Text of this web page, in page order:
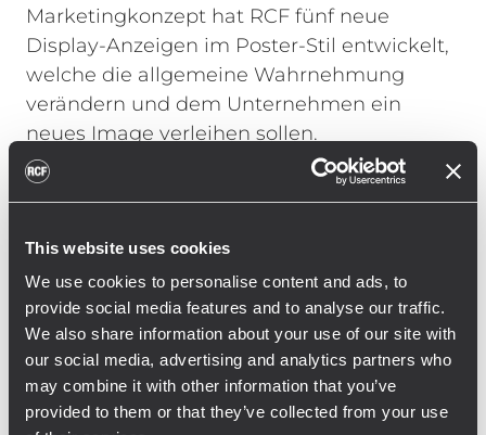
This website uses cookies
We use cookies to personalise content and ads, to
provide social media features and to analyse our traffic.
We also share information about your use of our site with
our social media, advertising and analytics partners who
may combine it with other information that you’ve
provided to them or that they’ve collected from your use
Marketingkonzept hat RCF fünf neue
Display-Anzeigen im Poster-Stil entwickelt,
welche die allgemeine Wahrnehmung
verändern und dem Unternehmen ein
neues Image verleihen sollen.
Ausgeschnittene Charaktere im Cartoon-Stil
„Professional Speaker Systems“, „Precision
Transducers“, „TT + High Definition Touring &
Theatre“ und „Installed Sound“... vereint im
Bereich „Sound Culture“. Jedes Konzept
wurde für die jeweilige Anwendung
entwickelt und die Kunstwerke wirken wie
ein Titelblatt der Saturday Evening Post im